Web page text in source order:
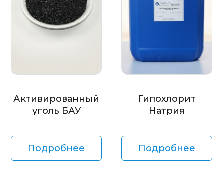
Активированный
уголь БАУ
Подробнее
Гипохлорит
Натрия
Подробнее